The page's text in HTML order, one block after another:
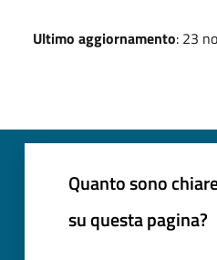
Ultimo aggiornamento: 23
Quanto sono
su questa pagina?